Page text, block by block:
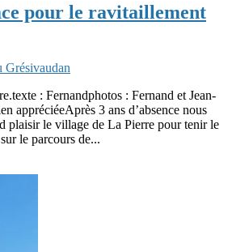
pour le ravitaillement
Grésivaudan
: Fernandphotos : Fernand et Jean-
appréciéeAprès 3 ans d’absence nous
plaisir le village de La Pierre pour tenir le
le parcours de...